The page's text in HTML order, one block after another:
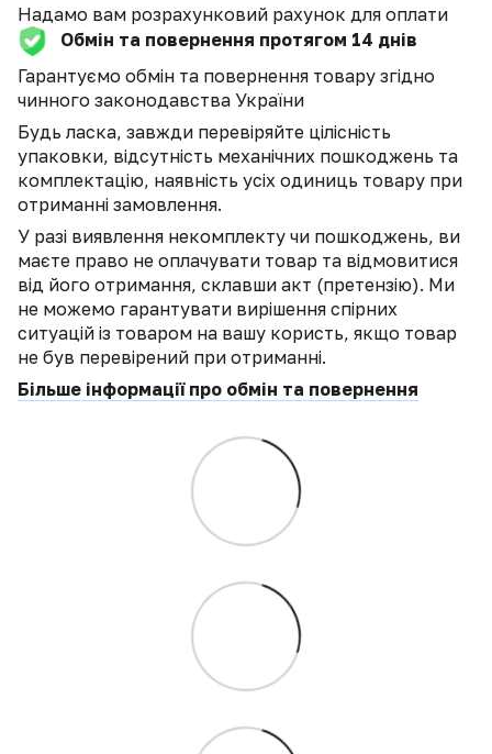
Надамо вам розрахунковий рахунок для оплати
Обмін та повернення протягом 14 днів
Гарантуємо обмін та повернення товару згідно
чинного законодавства України
Будь ласка, завжди перевіряйте цілісність
упаковки, відсутність механічних пошкоджень та
комплектацію, наявність усіх одиниць товару при
отриманні замовлення.
У разі виявлення некомплекту чи пошкоджень, ви
маєте право не оплачувати товар та відмовитися
від його отримання, склавши акт (претензію). Ми
не можемо гарантувати вирішення спірних
ситуацій із товаром на вашу користь, якщо товар
не був перевірений при отриманні.
Більше інформації про обмін та повернення